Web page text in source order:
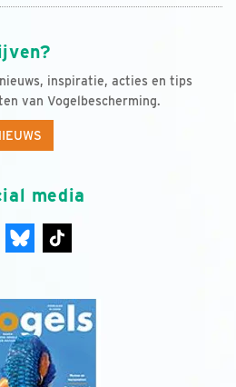
inspiratie, acties en tips
van Vogelbescherming.
media